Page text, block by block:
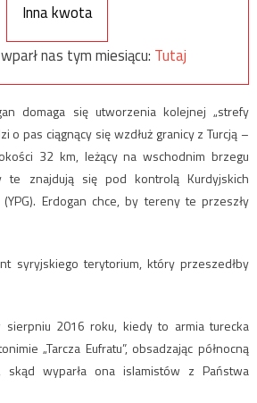
Inna kwota
nas tym miesiącu: Tutaj
domaga się utworzenia kolejnej „strefy
o pas ciągnący się wzdłuż granicy z Turcją –
32 km, leżący na wschodnim brzegu
te znajdują się pod kontrolą Kurdyjskich
Erdogan chce, by tereny te przeszły
syryjskiego terytorium, który przeszedłby
sierpniu 2016 roku, kiedy to armia turecka
„Tarcza Eufratu”, obsadzając północną
skąd wyparła ona islamistów z Państwa